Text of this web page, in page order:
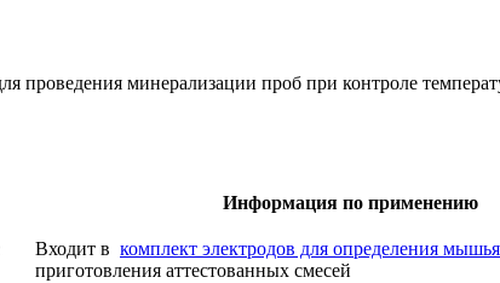
проведения минерализации проб при контроле
Информация по применению
Входит в комплект электродов для определения
приготовления аттестованных смесей